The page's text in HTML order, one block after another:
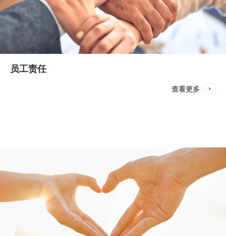
员工责任
查看更多